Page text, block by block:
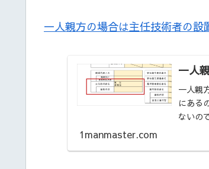
一人親方の場合は主任技術者の設
一人
一人親
にある
ないの
1manmaster.com